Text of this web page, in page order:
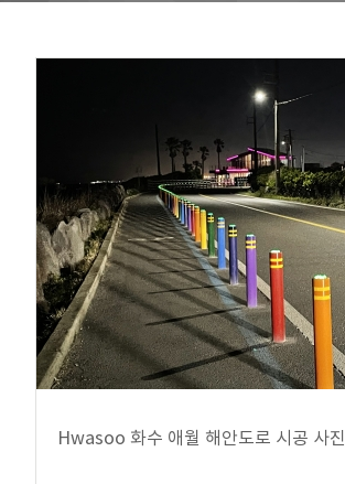
Hwasoo 화수 애월 해안도로 시공 사진